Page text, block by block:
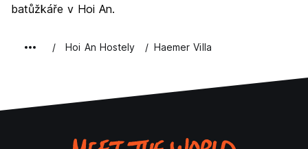
batůžkáře v Hoi An.
Hoi An Hostely Haemer Villa